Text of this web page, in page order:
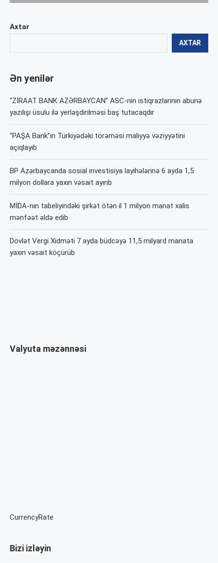
Axtar
AXTAR
Ən yenilər
“ZİRAAT BANK AZƏRBAYCAN” ASC-nin istiqrazlarının abunə
yazılışı üsulu ilə yerləşdirilməsi baş tutacaqdır
“PAŞA Bank”ın Türkiyədəki törəməsi maliyyə vəziyyətini
açıqlayıb
BP Azərbaycanda sosial investisiya layihələrinə 6 ayda 1,5
milyon dollara yaxın vəsait ayırıb
MİDA-nın tabeliyindəki şirkət ötən il 1 milyon manat xalis
mənfəət əldə edib
Dövlət Vergi Xidməti 7 ayda büdcəyə 11,5 milyard manata
yaxın vəsait köçürüb
Valyuta məzənnəsi
CurrencyRate
Bizi izləyin